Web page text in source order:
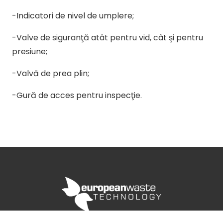
-Indicatori de nivel de umplere;
-Valve de siguranţă atât pentru vid, cât şi pentru
presiune;
-Valvă de prea plin;
-Gură de acces pentru inspecţie.